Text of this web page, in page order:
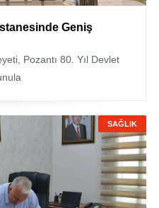
Geniş
Pozantı 80. Yıl Devlet
SAĞLIK